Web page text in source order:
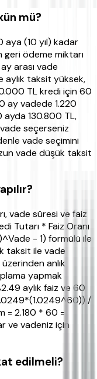
mü?
(10 yıl) kadar
geri ödeme miktarı
arası vade
aylık taksit yüksek,
TL kredi için 60
ay vadede 1.220
ayda 130.800 TL,
seçerseniz
vade seçimini
vade düşük taksit
vade süresi ve faiz
Tutarı * Faiz Oranı
- 1) formülü ile
taksit ile vade
üzerinden anlık
yapmak
aylık faiz ve 60
/
= 2.180 * 60 =
ve vadeniz için
edilmeli?